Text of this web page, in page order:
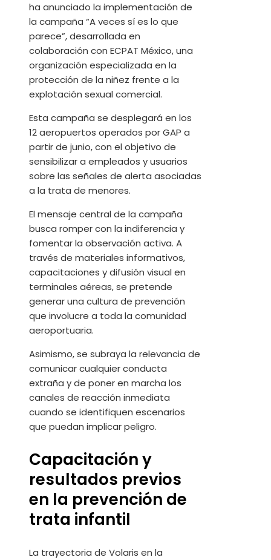
ha anunciado la implementación de
la campaña “A veces sí es lo que
parece”, desarrollada en
colaboración con ECPAT México, una
organización especializada en la
protección de la niñez frente a la
explotación sexual comercial.
Esta campaña se desplegará en los
12 aeropuertos operados por GAP a
partir de junio, con el objetivo de
sensibilizar a empleados y usuarios
sobre las señales de alerta asociadas
a la trata de menores.
El mensaje central de la campaña
busca romper con la indiferencia y
fomentar la observación activa. A
través de materiales informativos,
capacitaciones y difusión visual en
terminales aéreas, se pretende
generar una cultura de prevención
que involucre a toda la comunidad
aeroportuaria.
Asimismo, se subraya la relevancia de
comunicar cualquier conducta
extraña y de poner en marcha los
canales de reacción inmediata
cuando se identifiquen escenarios
que puedan implicar peligro.
Capacitación y
resultados previos
en la prevención de
trata infantil
La trayectoria de Volaris en la